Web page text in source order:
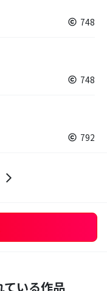
748
748
792
ている作品